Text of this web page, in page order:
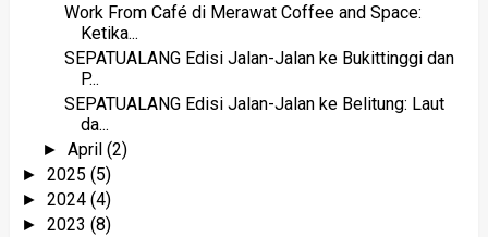
Work From Café di Merawat Coffee and Space:
Ketika...
SEPATUALANG Edisi Jalan-Jalan ke Bukittinggi dan
P...
SEPATUALANG Edisi Jalan-Jalan ke Belitung: Laut
da...
►April(2)
► 2025 (5)
► 2024 (4)
► 2023 (8)